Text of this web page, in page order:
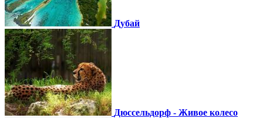
Дубай
Дюссельдорф - Живое колесо